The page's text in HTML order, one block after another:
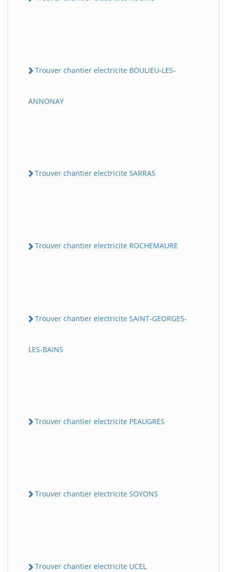
Trouver chantier electricite BOULIEU-LES-
ANNONAY
Trouver chantier electricite SARRAS
Trouver chantier electricite ROCHEMAURE
Trouver chantier electricite SAINT-GEORGES-
LES-BAINS
Trouver chantier electricite PEAUGRES
Trouver chantier electricite SOYONS
Trouver chantier electricite UCEL